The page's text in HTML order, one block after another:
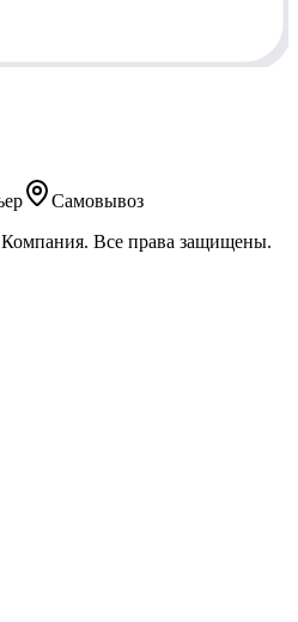
Самовывоз
Все права защищены.